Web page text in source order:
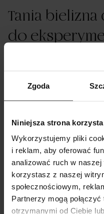
Zgoda
Niniejsza strona
Wykorzystujemy pliki
i reklam, aby oferować
analizować ruch w
korzystasz z naszej
społecznościowym,
Partnerzy mogą
otrzymanymi od Ciebie
Tania bielizna
do
Niska cena to
pozwolić sobie na
kusi Cię neonowy róż? A
będziesz się czuła w
ale nie chcesz
założysz tylko od
idealne pole do
różnych zestawów w
się swoim wizerunkiem w